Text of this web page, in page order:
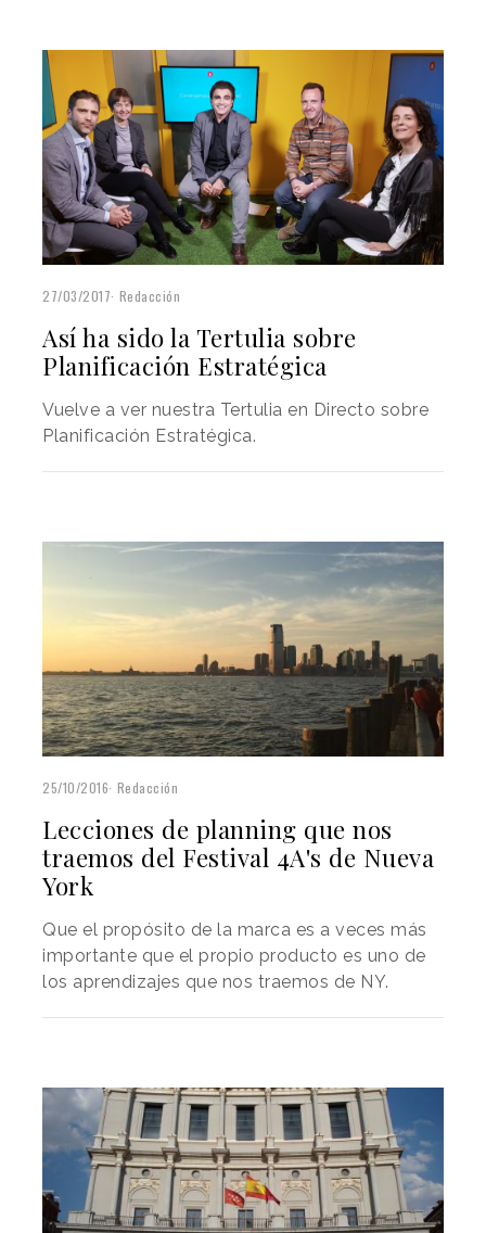
27/03/2017 Redacción
Así ha sido la Tertulia sobre
Planificación Estratégica
Vuelve a ver nuestra Tertulia en Directo sobre
Planificación Estratégica.
25/10/2016 Redacción
Lecciones de planning que nos
traemos del Festival 4A's de Nueva
York
Que el propósito de la marca es a veces más
importante que el propio producto es uno de
los aprendizajes que nos traemos de NY.